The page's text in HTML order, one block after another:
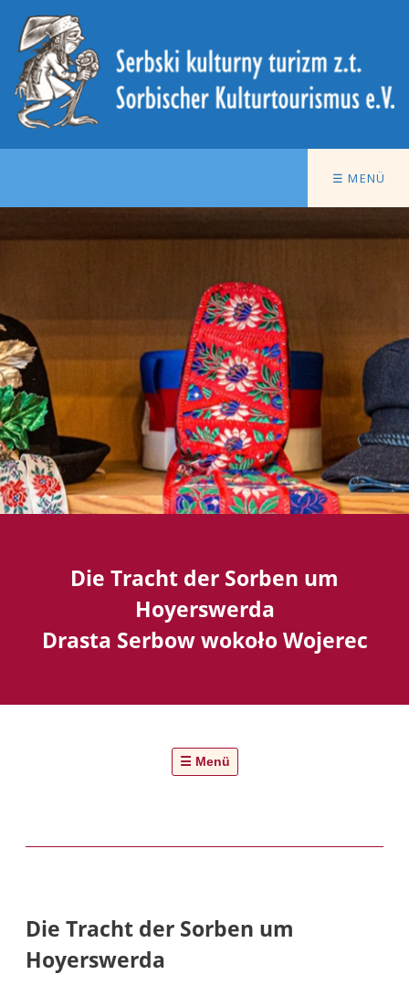
☰ MENÜ
Die Tracht der Sorben um
Hoyerswerda
Drasta Serbow wokoło Wojerec
☰ Menü
Die Tracht der Sorben um
Hoyerswerda